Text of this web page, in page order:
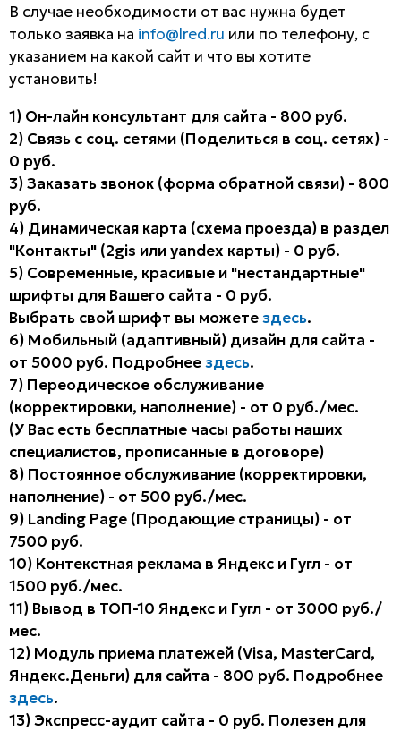
В случае необходимости от вас нужна будет
только заявка на info@lred.ru или по телефону, с
указанием на какой сайт и что вы хотите
установить!
1) Он-лайн консультант для сайта - 800 руб.
2) Связь с соц. сетями (Поделиться в соц. сетях) -
0 руб.
3) Заказать звонок (форма обратной связи) - 800
руб.
4) Динамическая карта (схема проезда) в раздел
"Контакты" (2gis или yandex карты) - 0 руб.
5) Современные, красивые и "нестандартные"
шрифты для Вашего сайта - 0 руб.
Выбрать свой шрифт вы можетездесь.
6) Мобильный (адаптивный) дизайн для сайта -
от 5000 руб. Подробнеездесь.
7) Переодическое обслуживание
(корректировки, наполнение) - от 0 руб./мес.
(У Вас есть бесплатные часы работы наших
специалистов, прописанные в договоре)
8) Постоянное обслуживание (корректировки,
наполнение) - от 500 руб./мес.
9) Landing Page (Продающие страницы) - от
7500 руб.
10) Контекстная реклама в Яндекс и Гугл - от
1500 руб./мес.
11) Вывод в ТОП-10 Яндекс и Гугл - от 3000 руб./
мес.
12) Модуль приема платежей (Visa, MasterCard,
Яндекс.Деньги) для сайта - 800 руб. Подробнее
здесь.
13) Экспресс-аудит сайта - 0 руб. Полезен для